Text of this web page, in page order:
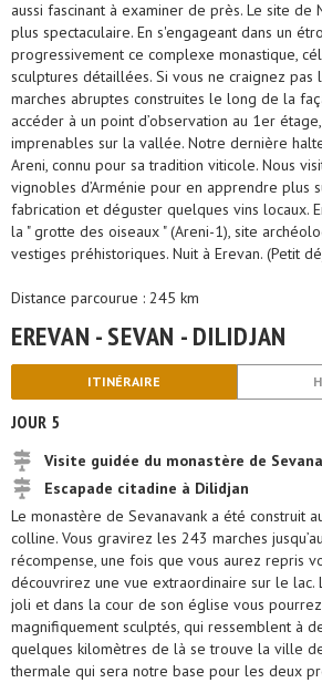
aussi fascinant à examiner de près. Le site de
plus spectaculaire. En s'engageant dans un
progressivement ce complexe monastique,
sculptures détaillées. Si vous ne craignez pas
marches abruptes construites le long de la
accéder à un point d’observation au 1er
imprenables sur la vallée. Notre dernière
Areni, connu pour sa tradition viticole. Nous
vignobles d’Arménie pour en apprendre plus
fabrication et déguster quelques vins locaux.
la " grotte des oiseaux " (Areni-1), site
vestiges préhistoriques. Nuit à Erevan. (Petit
Distance parcourue : 245 km
EREVAN - SEVAN - DILIDJAN
ITINÉRAIRE
JOUR 5
Visite guidée du monastère de
Escapade citadine à Dilidjan
Le monastère de Sevanavank a été construit
colline. Vous gravirez les 243 marches
récompense, une fois que vous aurez repris
découvrirez une vue extraordinaire sur le lac.
joli et dans la cour de son église vous
magnifiquement sculptés, qui ressemblent à
quelques kilomètres de là se trouve la ville
thermale qui sera notre base pour les deux